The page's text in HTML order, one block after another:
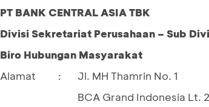
PT BANK CENTRAL ASIA TBK
Divisi Sekretariat Perusahaan – Sub
Biro Hubungan Masyarakat
Alamat
:
Jl. MH Thamrin No. 1
BCA Grand Indonesia Lt.